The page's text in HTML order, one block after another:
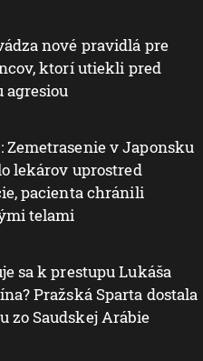
nové pravidlá pre
ktorí utiekli pred
agresiou
Zemetrasenie v Japonsku
lekárov uprostred
pacienta chránili
telami
sa k prestupu Lukáša
Pražská Sparta dostala
zo Saudskej Arábie